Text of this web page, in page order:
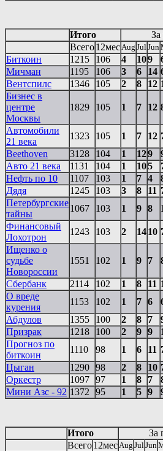
Итого
За
Всего12мес Aug Jul Jun
Биткоин 1215 106 4 109
Мичман
1195 106 3 6 14
Вентспилс
1346 105 2 8 12
Бизнес в
центре
Москвы
1829 105 1 7 12
Автомобили
21 века
1323 105 1 7 12
Beethoven
3128 104 1 129
Авто 21 века
1131 104 1 105
Нефть по 10
1107 103 1 7 4
Дядя
1245 103 3 8 11
Петербургские
тайны
1067 103 1 9 8
Финансовый
Лохотрон
1243 103 2 1410
Ищенко о
судьбе
Новороссии
1551 102 1 9 7
Сбербанк 2114 102 1 8 11
О вреде
курения
1153 102 1 7 6
Абдулов
1355 100 2 8 7
Призрак
1218 100 2 9 9
Прогноз по
биткоин
1110 98 1 6 11
Цыган
1290 98 2 8 10
Оркестр
1097 97 1 8 7
Мини Азс - 92 1372 95 1 5 9
Итого
За
Всего12мес Aug Jul Jun